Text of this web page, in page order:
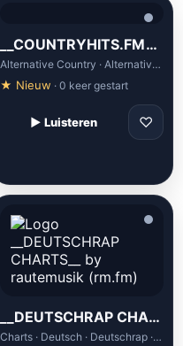
__COUNTRYHITS.FM__ by rautemusik (rm.fm)
Alternative Country · Alternative Rock · Americana · Classic Country · Classic Rock
★ Nieuw · 0 keer gestart
▶ Luisteren ♡
__DEUTSCHRAP CHARTS__ by rautemusik (rm.fm)
Charts · Deutsch · Deutschrap · German · Hip Hop